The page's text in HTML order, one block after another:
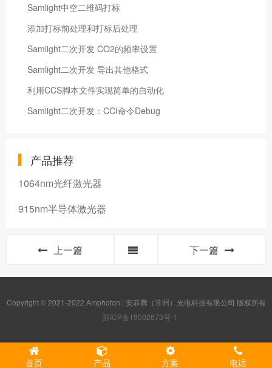
Samlight中空二维码打标
添加打标前处理和打标后处理
Samlight二次开发 CO2的频率设置
Samlight二次开发 导出其他格式
利用CCS脚本文件实现简单的自动化
Samlight二次开发：CCI命令Debug
产品推荐
1064nm光纤激光器
915nm半导体激光器
上一篇 下一篇
Copyright © 2021-2022 Amphoton | 安菲腾（常州）光电科技有限公司 版权所有
苏ICP备19002673号-1
首页 产品 方案 电话